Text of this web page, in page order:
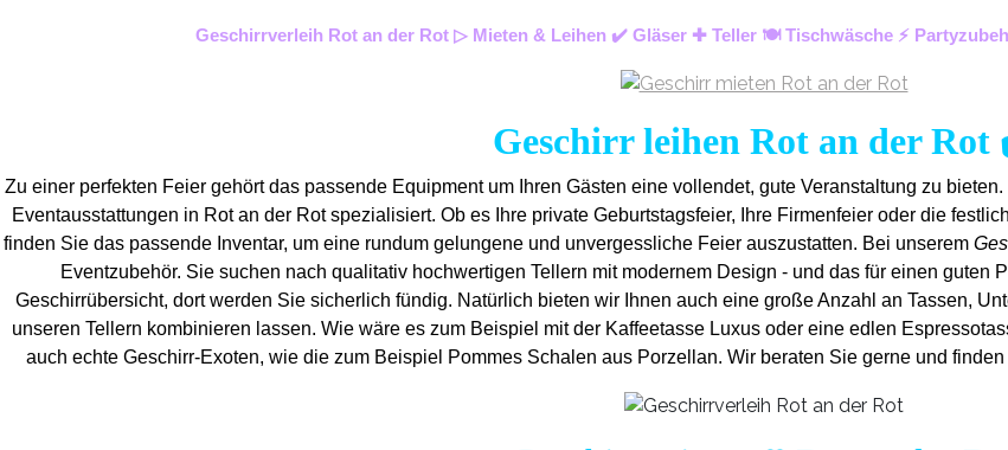
Geschirrverleih Rot an der Rot ▷ Mieten & Leihen ✔️ Gläser ✚ Teller 🍽️ Tischwäsche ⚡
Geschirr leihen Rot an der
Zu einer perfekten Feier gehört das passende Equipment um Ihren Gästen eine vollendet, gute Veranstaltung zu
Eventausstattungen in Rot an der Rot spezialisiert. Ob es Ihre private Geburtstagsfeier, Ihre Firmenfeier oder die
finden Sie das passende Inventar, um eine rundum gelungene und unvergessliche Feier auszustatten. Bei unserem
Eventzubehör. Sie suchen nach qualitativ hochwertigen Tellern mit modernem Design - und das für einen guten
Geschirrübersicht, dort werden Sie sicherlich fündig. Natürlich bieten wir Ihnen auch eine große Anzahl an Tassen,
unseren Tellern kombinieren lassen. Wie wäre es zum Beispiel mit der Kaffeetasse Luxus oder eine edlen
auch echte Geschirr-Exoten, wie die zum Beispiel Pommes Schalen aus Porzellan. Wir beraten Sie gerne und